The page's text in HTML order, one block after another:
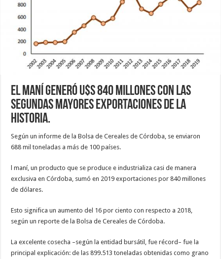
El maní generó U$S 840 millones con las
segundas mayores exportaciones de la
historia.
Según un informe de la Bolsa de Cereales de Córdoba, se enviaron
688 miltoneladas a más de 100 países.
l maní, un producto que se produce e industrializa casi de manera
exclusiva en Córdoba, sumó en 2019 exportaciones por 840 millones
de dólares.
Esto significa un aumento del 16 por ciento con respecto a 2018,
según un reporte de la Bolsa de Cereales de Córdoba.
La excelente cosecha –según la entidad bursátil, fue récord– fue la
principal explicación: de las 899.513 toneladas obtenidas como grano